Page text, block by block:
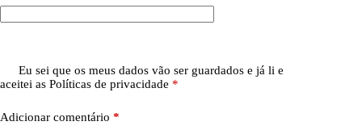
Eu sei que os meus dados vão ser guardados e já li e
aceitei as Políticas de privacidade *
Adicionar comentário *